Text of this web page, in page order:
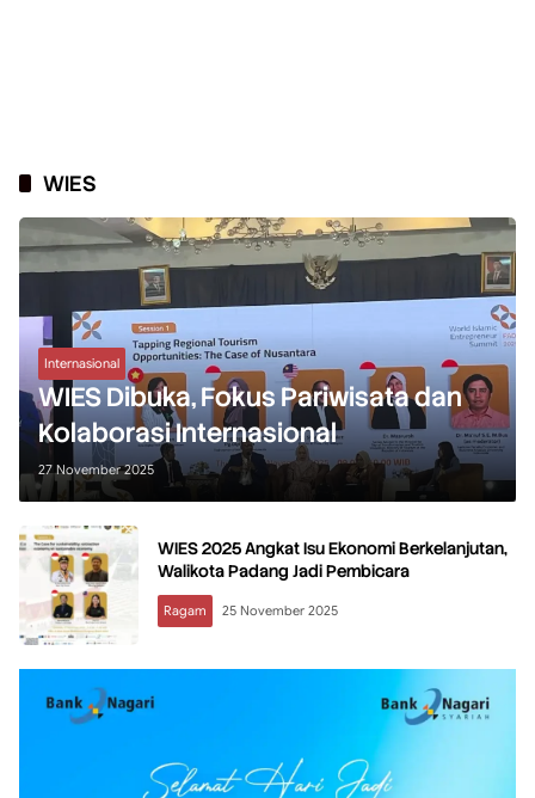
WIES
Internasional
WIES Dibuka, Fokus Pariwisata dan
Kolaborasi Internasional
27 November 2025
WIES 2025 Angkat Isu Ekonomi Berkelanjutan,
Walikota Padang Jadi Pembicara
Ragam 25 November 2025